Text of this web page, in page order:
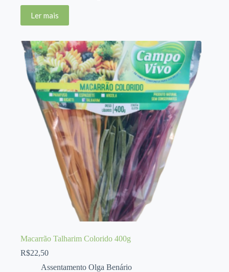
Ler mais
Macarrão Talharim Colorido 400g
R$22,50
Assentamento Olga Benário